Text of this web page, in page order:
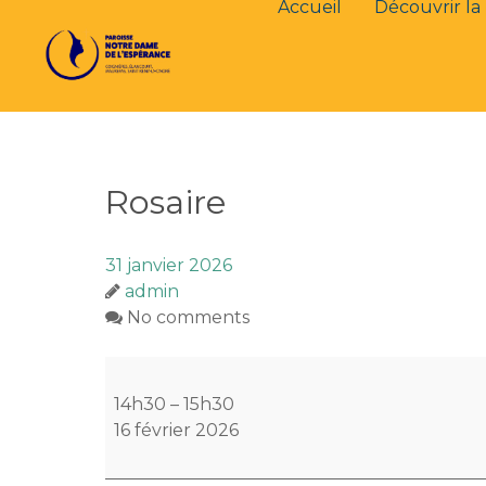
Accueil Découvrir la
Rosaire
31 janvier 2026
admin
No comments
14h30 – 15h30
16 février 2026